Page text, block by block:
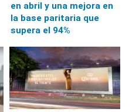
en abril y una mejora en
la base paritaria que
supera el 94%